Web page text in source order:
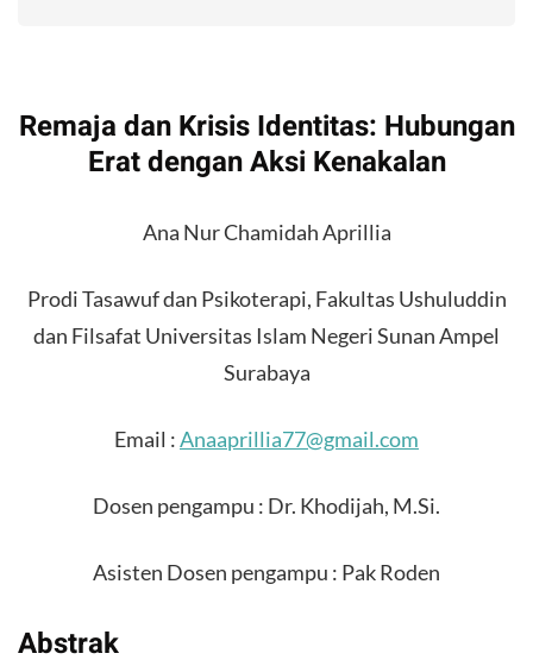
Remaja dan Krisis Identitas: Hubungan
Erat dengan Aksi Kenakalan
Ana Nur Chamidah Aprillia
Prodi Tasawuf dan Psikoterapi, Fakultas Ushuluddin
dan Filsafat Universitas Islam Negeri Sunan Ampel
Surabaya
Email :Anaaprillia77@gmail.com
Dosen pengampu : Dr. Khodijah, M.Si.
Asisten Dosen pengampu : Pak Roden
Abstrak